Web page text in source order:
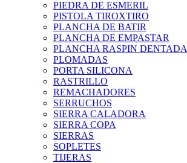
PIEDRA DE ESMERIL
PISTOLA TIROXTIRO
PLANCHA DE BATIR
PLANCHA DE EMPASTAR
PLANCHA RASPIN DENTADA
PLOMADAS
PORTA SILICONA
RASTRILLO
REMACHADORES
SERRUCHOS
SIERRA CALADORA
SIERRA COPA
SIERRAS
SOPLETES
TIJERAS